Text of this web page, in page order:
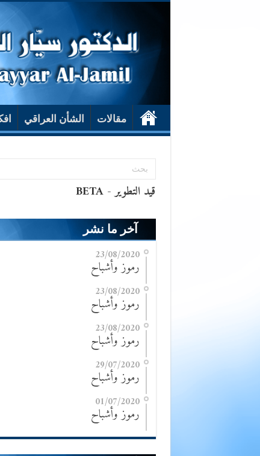
مقالات الشأن العراقي
آخر ما نشر
23/08/2020
رموز وأشباح
23/08/2020
رموز وأشباح
23/08/2020
رموز وأشباح
29/07/2020
رموز وأشباح
01/07/2020
رموز وأشباح